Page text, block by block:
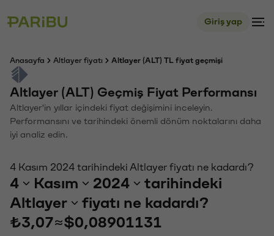
Giriş yap
Anasayfa Altlayer fiyatı Altlayer (ALT) TL fiyat geçmişi
Altlayer (ALT) Geçmiş Fiyat Performansı
Altlayer'in yıllar içindeki fiyat değişimini inceleyin.
Performansını ve tarihindeki önemli dönüm noktalarını daha
iyi analiz edin.
4 Kasım 2024 tarihindeki Altlayer fiyatı ne kadardı?
4 Kasım 2024
tarihindeki
Altlayer
fiyatı ne kadardı?
₺3,07≈$0,08901131